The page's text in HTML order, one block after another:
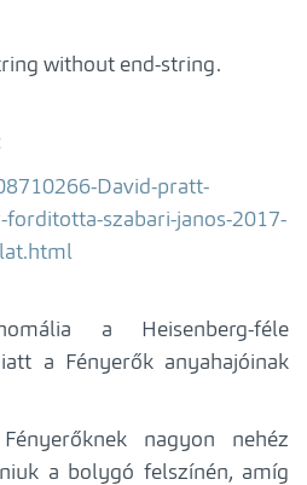
without end-string.
David-pratt-
szabari-janos-2017-
a Heisenberg-féle
a Fényerők anyahajóinak
nagyon nehéz
a bolygó felszínén, amíg